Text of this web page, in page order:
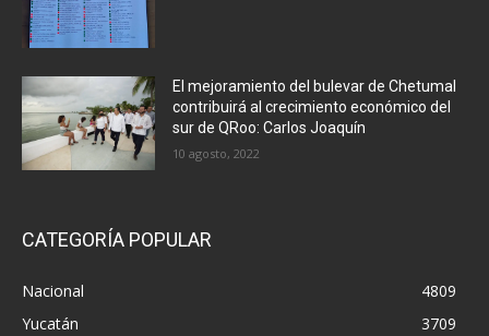
El mejoramiento del bulevar de Chetumal
contribuirá al crecimiento económico del
sur de QRoo: Carlos Joaquín
10 agosto, 2022
CATEGORÍA POPULAR
Nacional
4809
Yucatán
3709